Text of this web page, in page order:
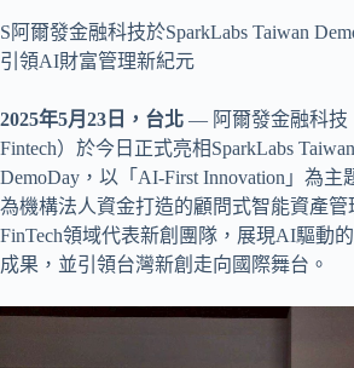
S阿爾發金融科技於SparkLabs Taiwan
引領AI財富管理新紀元
2025年5月23日，台北 — 阿爾發金融科技
Fintech）於今日正式亮相SparkLabs
DemoDay，以「AI-First Innovation」為主
為機構法人資金打造的顧問式智能資產管
FinTech領域代表新創團隊，展現AI驅動
成果，並引領台灣新創走向國際舞台。